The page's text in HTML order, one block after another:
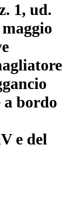
1, ud.
a bordo
e del